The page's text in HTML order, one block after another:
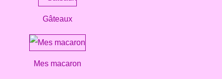
Gâteaux
Mes macaron